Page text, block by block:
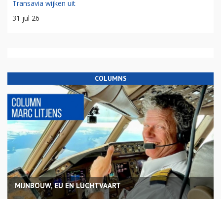
Transavia wijken uit
31 jul 26
COLUMNS
MIJNBOUW, EU EN LUCHTVAART